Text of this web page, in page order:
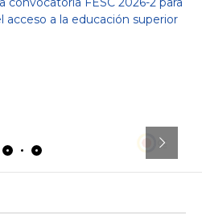
acceso a la educación superior